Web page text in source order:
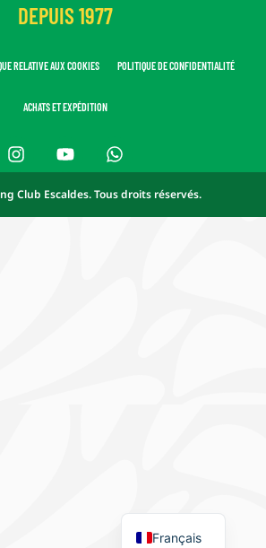
DEPUIS 1977
RELATIVE AUX COOKIES POLITIQUE DE CONFIDENTIALITÉ
ACHATS ET EXPÉDITION
Club Escaldes. Tous droits réservés.
Français